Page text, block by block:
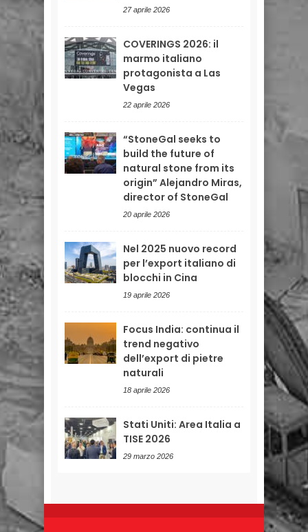
27 aprile 2026
COVERINGS 2026: il
marmo italiano
protagonista a Las
Vegas
22 aprile 2026
“StoneGal seeks to
build the future of
natural stone from its
origin” Alejandro Miras,
director of StoneGal
20 aprile 2026
Nel 2025 nuovo record
per l’export italiano di
blocchi in Cina
19 aprile 2026
Focus India: continua il
trend negativo
dell’export di pietre
naturali
18 aprile 2026
Stati Uniti: Area Italia a
TISE 2026
29 marzo 2026